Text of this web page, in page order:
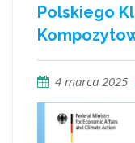
Polskiego
4 marca 2025